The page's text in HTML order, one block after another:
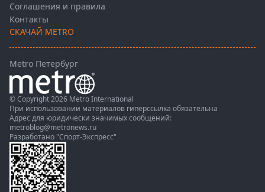
Соглашения и правила
Контакты
СКАЧАЙ METRO
Metro Петербург
© Copyright 2026 Metro International
При использовании материалов гиперссылка обязательна
Адрес для юридически значимых сообщений:
metroblog@metronews.ru
Разработано "Спорт-Экспресс"